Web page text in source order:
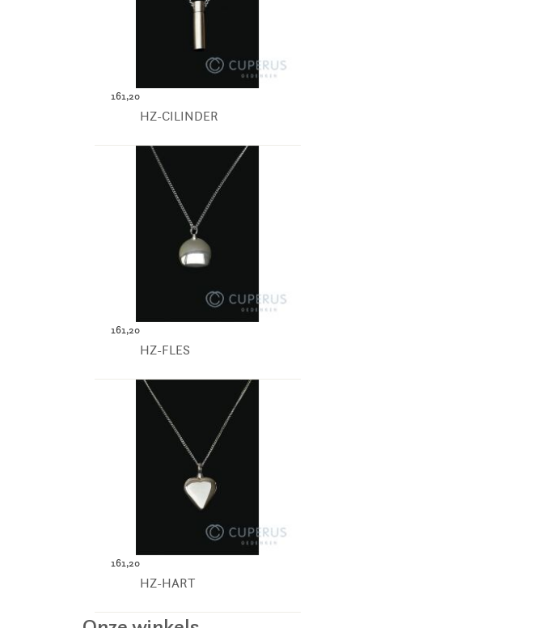
161,20
HZ-CILINDER
161,20
HZ-FLES
161,20
HZ-HART